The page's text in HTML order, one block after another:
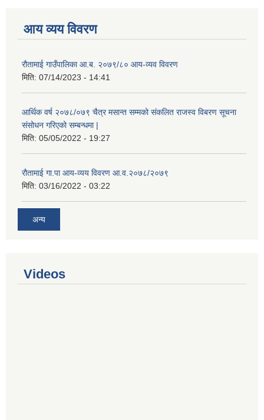
आय व्यय विवरण
रौतामाई गाउँपालिका आ.ब. २०७९/८० आय-व्यव विवरण
मिति: 07/14/2023 - 14:41
आर्थिक वर्ष २०७८/०७९ चैत्र मसान्त सम्मको संकलित राजस्व विबरण सूचना
संसोधन गरिएको सम्बन्धमा |
मिति: 05/05/2022 - 19:27
रौतामाई गा.पा आय-व्यय विवरण आ.व.२०७८/२०७९
मिति: 03/16/2022 - 03:22
अन्य
Videos